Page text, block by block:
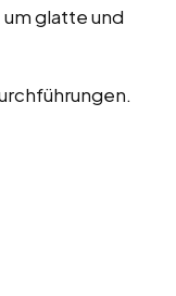
glatte und